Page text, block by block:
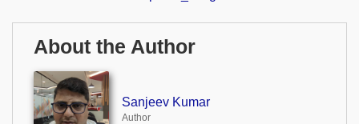
About the Author
Sanjeev Kumar
Author